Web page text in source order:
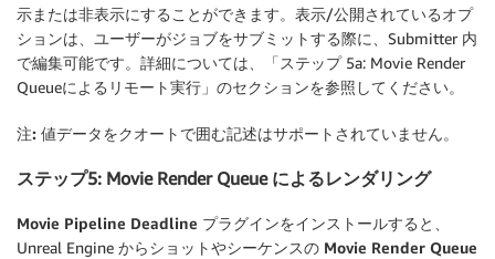
示または非表示にすることができます。表示/公開されているオプ
ションは、ユーザーがジョブをサブミットする際に、Submitter 内
で編集可能です。詳細については、「ステップ 5a: Movie Render
Queueによるリモート実行」のセクションを参照してください。
注: 値データをクオートで囲む記述はサポートされていません。
ステップ5: Movie Render Queue によるレンダリング
Movie Pipeline Deadline プラグインをインストールすると、
Unreal Engine からショットやシーケンスの Movie Render Queue